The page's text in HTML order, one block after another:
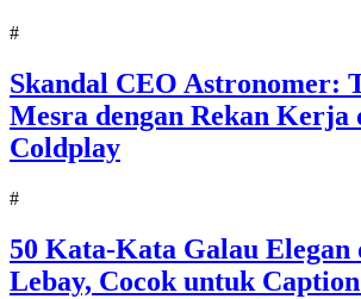
#
Skandal CEO Astronomer:
Mesra dengan Rekan Kerja
Coldplay
#
50 Kata-Kata Galau Elegan
Lebay, Cocok untuk